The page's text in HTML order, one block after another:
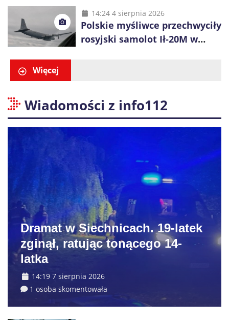
14:24 4 sierpnia 2026
Polskie myśliwce przechwyciły
rosyjski samolot Ił-20M w
Więcej
Wiadomości z info112
Dramat w Siechnicach. 19-latek
zginął, ratując tonącego 14-
latka
14:19 7 sierpnia 2026
1 osoba skomentowała